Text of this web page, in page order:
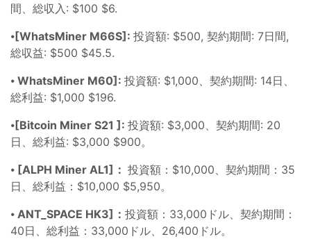
間、総収入: $100 $6.
⦁ [WhatsMiner M66S]: 投資額: $500, 契約期間: 7日間,
総収益: $500 $45.5.
⦁ WhatsMiner M60]: 投資額: $1,000、契約期間: 14日、
総利益: $1,000 $196.
⦁ [Bitcoin Miner S21 ]: 投資額: $3,000、契約期間: 20
日、総利益: $3,000 $900。
⦁ [ALPH Miner AL1]： 投資額：$10,000、契約期間：35
日、総利益：$10,000 $5,950。
⦁ ANT_SPACE HK3]： 投資額：33,000ドル、契約期間：
40日、総利益：33,000ドル、26,400ドル。